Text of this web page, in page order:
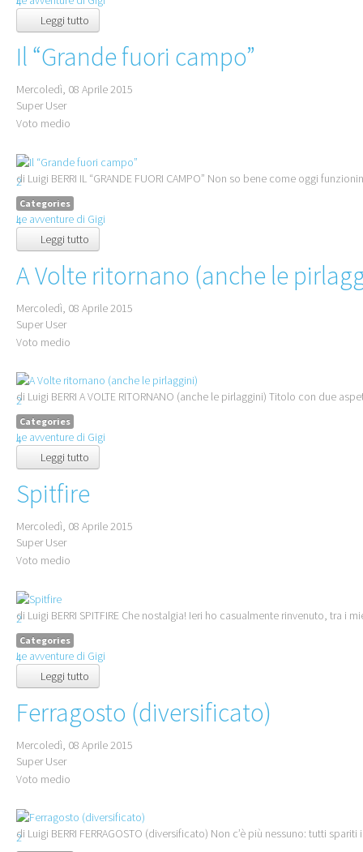
Leggi tutto
Il “Grande fuori campo”
Mercoledì, 08 Aprile 2015
Super User
Voto medio
1
2
3
4
di Luigi BERRI IL “GRANDE FUORI CAMPO” Non so bene come oggi
Categories
Le avventure di Gigi
Leggi tutto
A Volte ritornano (anche le
Mercoledì, 08 Aprile 2015
Super User
Voto medio
1
2
3
4
di Luigi BERRI A VOLTE RITORNANO (anche le pirlaggini) Titolo con due
Categories
Le avventure di Gigi
Leggi tutto
Spitfire
Mercoledì, 08 Aprile 2015
Super User
Voto medio
1
2
3
4
di Luigi BERRI SPITFIRE Che nostalgia! Ieri ho casualmente rinvenuto,
Categories
Le avventure di Gigi
Leggi tutto
Ferragosto (diversificato)
Mercoledì, 08 Aprile 2015
Super User
Voto medio
1
2
di Luigi BERRI FERRAGOSTO (diversificato) Non c’è più nessuno: tutti